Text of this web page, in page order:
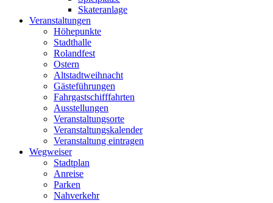
Skateranlage
Veranstaltungen
Höhepunkte
Stadthalle
Rolandfest
Ostern
Altstadtweihnacht
Gästeführungen
Fahrgastschifffahrten
Ausstellungen
Veranstaltungsorte
Veranstaltungskalender
Veranstaltung eintragen
Wegweiser
Stadtplan
Anreise
Parken
Nahverkehr